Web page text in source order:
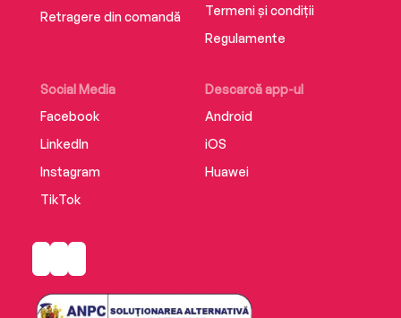
Retragere din comandă
Social Media
Facebook
LinkedIn
Instagram
TikTok
Descarcă app-ul
Android
iOS
Huawei
Termeni și condiții
Regulamente